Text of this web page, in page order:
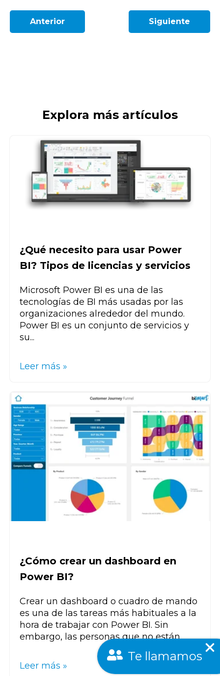
Anterior Siguiente
Explora más artículos
¿Qué necesito para usar Power
BI? Tipos de licencias y servicios
Microsoft Power BI es una de las
tecnologías de BI más usadas por las
organizaciones alrededor del mundo.
Power BI es un conjunto de servicios y
su...
Leer más »
¿Cómo crear un dashboard en
Power BI?
Crear un dashboard o cuadro de mando
es una de las tareas más habituales a la
hora de trabajar con Power BI. Sin
embargo, las personas que no están...
Leer más »
Te llamamos